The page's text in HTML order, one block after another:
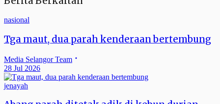
nasional
Tga maut, dua parah kenderaan bertembung
Media Selangor Team
28 Jul 2026
jenayah